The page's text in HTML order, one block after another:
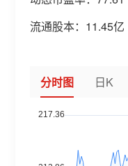
流通股本： 11.45亿
分时图 日K